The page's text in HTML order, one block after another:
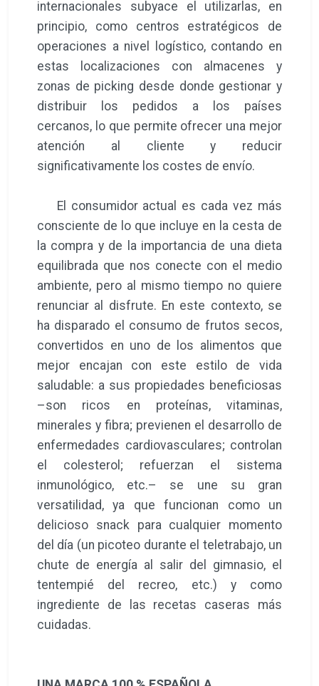
internacionales subyace el utilizarlas, en
principio, como centros estratégicos de
operaciones a nivel logístico, contando en
estas localizaciones con almacenes y
zonas de picking desde donde gestionar y
distribuir los pedidos a los países
cercanos, lo que permite ofrecer una mejor
atención al cliente y reducir
significativamente los costes de envío.
El consumidor actual es cada vez más
consciente de lo que incluye en la cesta de
la compra y de la importancia de una dieta
equilibrada que nos conecte con el medio
ambiente, pero al mismo tiempo no quiere
renunciar al disfrute. En este contexto, se
ha disparado el consumo de frutos secos,
convertidos en uno de los alimentos que
mejor encajan con este estilo de vida
saludable: a sus propiedades beneficiosas
–son ricos en proteínas, vitaminas,
minerales y fibra; previenen el desarrollo de
enfermedades cardiovasculares; controlan
el colesterol; refuerzan el sistema
inmunológico, etc.– se une su gran
versatilidad, ya que funcionan como un
delicioso snack para cualquier momento
del día (un picoteo durante el teletrabajo, un
chute de energía al salir del gimnasio, el
tentempié del recreo, etc.) y como
ingrediente de las recetas caseras más
cuidadas.